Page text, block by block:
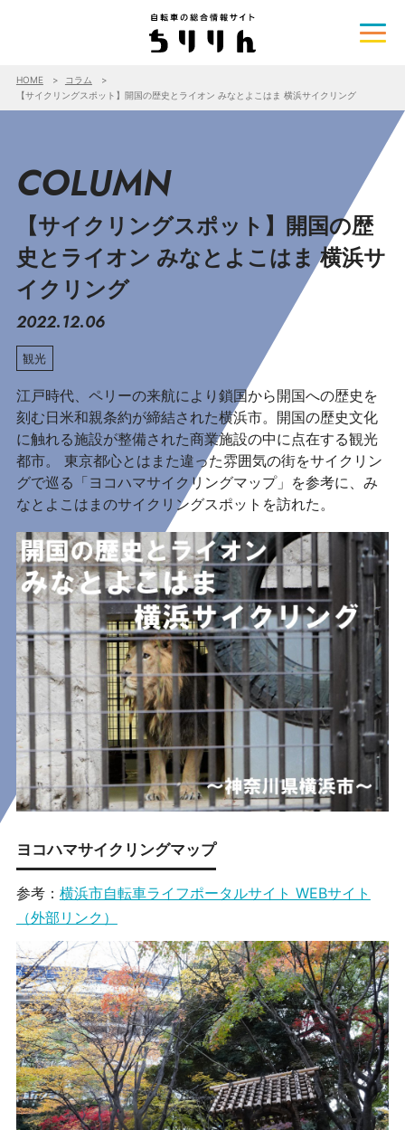
HOME
コラム
【サイクリングスポット】開国の歴史とライオン みなとよこはま 横浜サイクリング
COLUMN
【サイクリングスポット】開国の歴
史とライオン みなとよこはま 横浜サ
イクリング
2022.12.06
観光
江戸時代、ペリーの来航により鎖国から開国への歴史を
刻む日米和親条約が締結された横浜市。開国の歴史文化
に触れる施設が整備された商業施設の中に点在する観光
都市。 東京都心とはまた違った雰囲気の街をサイクリン
グで巡る「ヨコハマサイクリングマップ」を参考に、み
なとよこはまのサイクリングスポットを訪れた。
ヨコハマサイクリングマップ
参考： 横浜市自転車ライフポータルサイト WEBサイト
（外部リンク）